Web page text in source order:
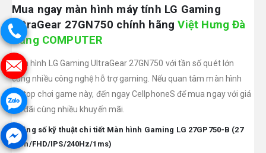
Mua ngay màn hình máy tính LG Gaming
UltraGear 27GN750 chính hãngViệt Hưng Đà
Nẵng COMPUTER
Màn hình LG Gaming UltraGear 27GN750 với tần số quét lớn
cùng nhiều công nghệ hỗ trợ gaming. Nếu quan tâm màn hình
laptop chơi game này, đến ngay CellphoneS để mua ngay với giá
ưu đãi cùng nhiều khuyến mãi.
Thông số kỹ thuật chi tiết Màn hình Gaming LG 27GP750-B (27
inch/FHD/IPS/240Hz/1ms)